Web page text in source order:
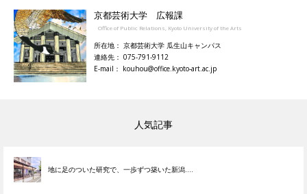
京都芸術大学 広報課
Office of Public Relations, Kyoto University of the Arts
所在地： 京都芸術大学 瓜生山キャンパス
連絡先： 075-791-9112
E-mail： kouhou@office.kyoto-art.ac.jp
人気記事
地に足のついた研究で、一歩ずつ築いた新潟....